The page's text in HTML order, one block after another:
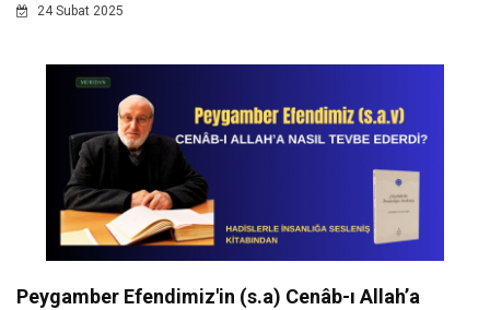
24 Subat 2025
Peygamber Efendimiz'in (s.a) Cenâb-ı Allah’a